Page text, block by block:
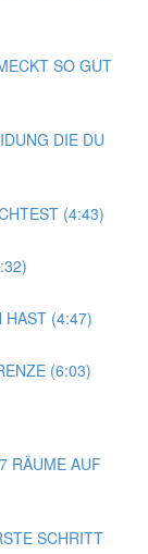
SO GUT
DIE DU
(4:43)
HAST (4:47)
(6:03)
RÄUME AUF
SCHRITT